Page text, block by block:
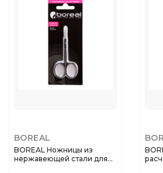
BOREAL
BOREAL Ножницы из
нержавеющей стали для